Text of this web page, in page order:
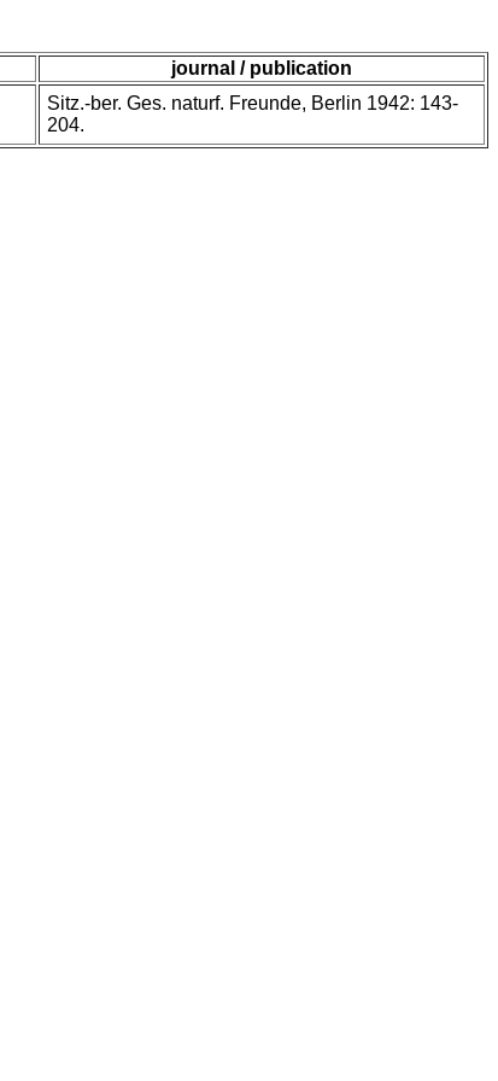
journal / publication
Sitz.-ber. Ges. naturf. Freunde, Berlin 1942: 143-
204.